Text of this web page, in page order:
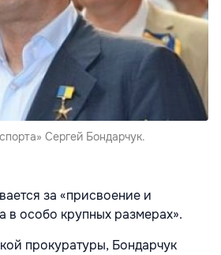
Сергей Бондарчук.
за «присвоение и
в особо крупных размерах».
прокуратуры, Бондарчук